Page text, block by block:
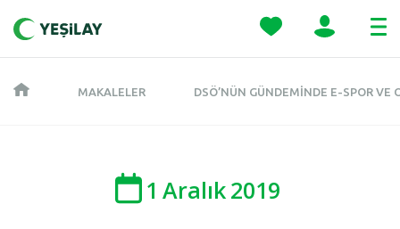
MAKALELER DSÖ’NÜN GÜNDEMINDE E-SPOR VE
1 Aralık2019